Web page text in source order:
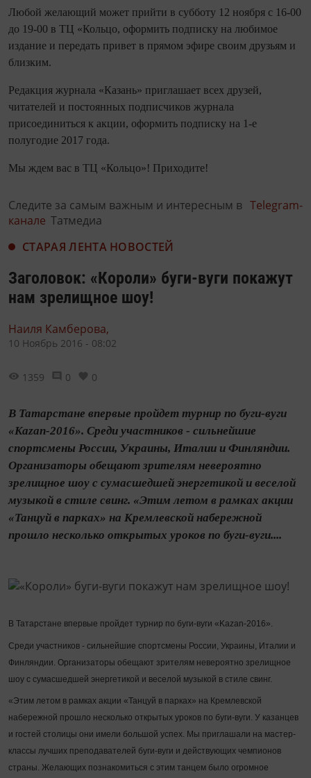
Любой желающий может прийти в субботу 12 ноября с 16-00
до 19-00 в ТЦ «Кольцо, оформить подписку на любимое
издание и передать привет в прямом эфире своим друзьям и
близким.
Редакция журнала «Казань» приглашает всех друзей,
читателей и постоянных подписчиков журнала
присоединиться к акции, оформить подписку на 1-е
полугодие 2017 года.
Мы ждем вас в ТЦ «Кольцо»! Приходите!
Следите за самым важным и интересным в Telegram-
канале Татмедиа
СТАРАЯ ЛЕНТА НОВОСТЕЙ
Заголовок: «Короли» буги-вуги покажут
нам зрелищное шоу!
Наиля Камберова,
10 Ноябрь 2016 - 08:02
1359 0 0
В Татарстане впервые пройдет турнир по буги-вуги
«Kazan-2016». Среди участников - сильнейшие
спортсмены России, Украины, Италии и Финляндии.
Организаторы обещают зрителям невероятно
зрелищное шоу с сумасшедшей энергетикой и веселой
музыкой в стиле свинг. «Этим летом в рамках акции
«Танцуй в парках» на Кремлевской набережной
прошло несколько открытых уроков по буги-вуги....
В Татарстане впервые пройдет турнир по буги-вуги «Kazan-2016».
Среди участников - сильнейшие спортсмены России, Украины, Италии и
Финляндии. Организаторы обещают зрителям невероятно зрелищное
шоу с сумасшедшей энергетикой и веселой музыкой в стиле свинг.
«Этим летом в рамках акции «Танцуй в парках» на Кремлевской
набережной прошло несколько открытых уроков по буги-вуги. У казанцев
и гостей столицы они имели большой успех. Мы приглашали на мастер-
классы лучших преподавателей буги-вуги и действующих чемпионов
страны. Желающих познакомиться с этим танцем было огромное